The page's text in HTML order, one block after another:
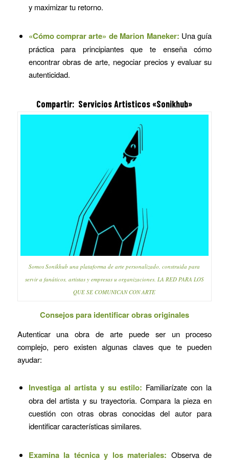
y maximizar tu retorno.
«Cómo comprar arte» de Marion Maneker: Una guía
práctica para principiantes que te enseña cómo
encontrar obras de arte, negociar precios y evaluar su
autenticidad.
Compartir: Servicios Artisticos «Sonikhub»
Somos Sonikhub una plataforma de arte personalizado, construida para
servir a fanáticos, artistas y empresas u organizaciones. LA RED PARA LOS
QUE SE COMUNICAN CON ARTE
Consejos para identificar obras originales
Autenticar una obra de arte puede ser un proceso
complejo, pero existen algunas claves que te pueden
ayudar:
Investiga al artista y su estilo: Familiarízate con la
obra del artista y su trayectoria. Compara la pieza en
cuestión con otras obras conocidas del autor para
identificar características similares.
Examina la técnica y los materiales: Observa de